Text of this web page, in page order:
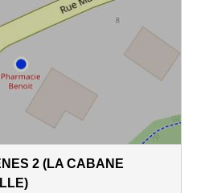
2 (LA CABANE